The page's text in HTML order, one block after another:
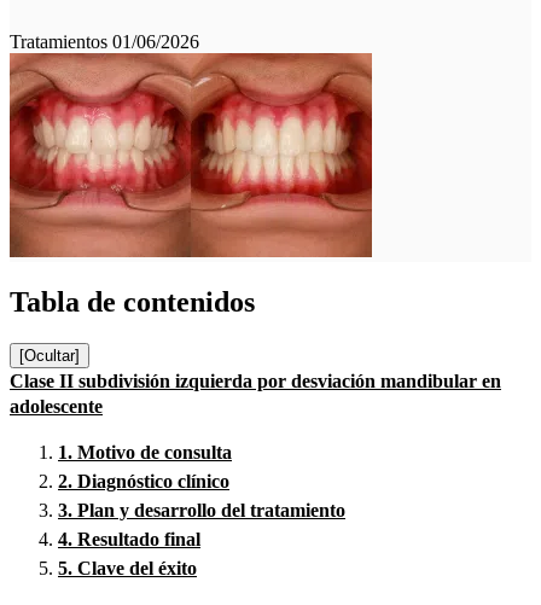
Tratamientos 01/06/2026
Tabla de contenidos
[Ocultar]
Clase II subdivisión izquierda por desviación mandibular en
adolescente
1. Motivo de consulta
2. Diagnóstico clínico
3. Plan y desarrollo del tratamiento
4. Resultado final
5. Clave del éxito